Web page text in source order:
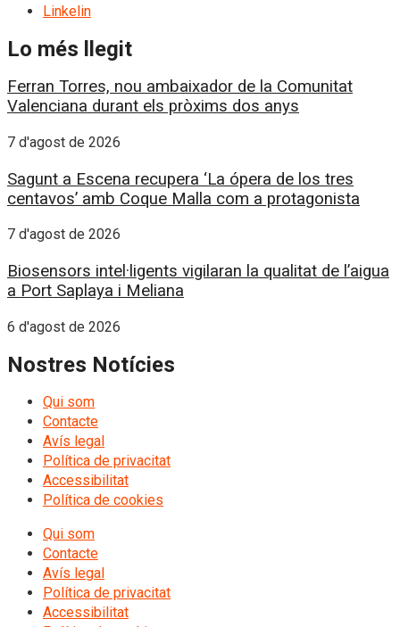
Linkelin
Lo més llegit
Ferran Torres, nou ambaixador de la Comunitat
Valenciana durant els pròxims dos anys
7 d'agost de 2026
Sagunt a Escena recupera ‘La ópera de los tres
centavos’ amb Coque Malla com a protagonista
7 d'agost de 2026
Biosensors intel·ligents vigilaran la qualitat de l’aigua
a Port Saplaya i Meliana
6 d'agost de 2026
Nostres Notícies
Qui som
Contacte
Avís legal
Política de privacitat
Accessibilitat
Política de cookies
Qui som
Contacte
Avís legal
Política de privacitat
Accessibilitat